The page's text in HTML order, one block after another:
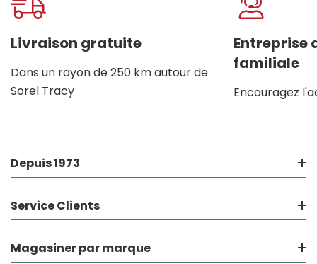
Livraison gratuite
Dans un rayon de 250 km autour de
Sorel Tracy
Entreprise
familiale
Encouragez
Depuis 1973
Service Clients
Magasiner par marque